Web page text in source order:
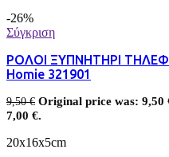
-26%
Σύγκριση
ΡΟΛΟΙ ΞΥΠΝΗΤΗΡΙ
Homie 321901
9,50€ Original price was: 9,50
7,00 €.
20x16x5cm